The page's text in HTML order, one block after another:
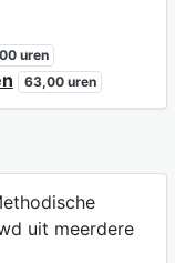
uren
63,00 uren
uit meerdere